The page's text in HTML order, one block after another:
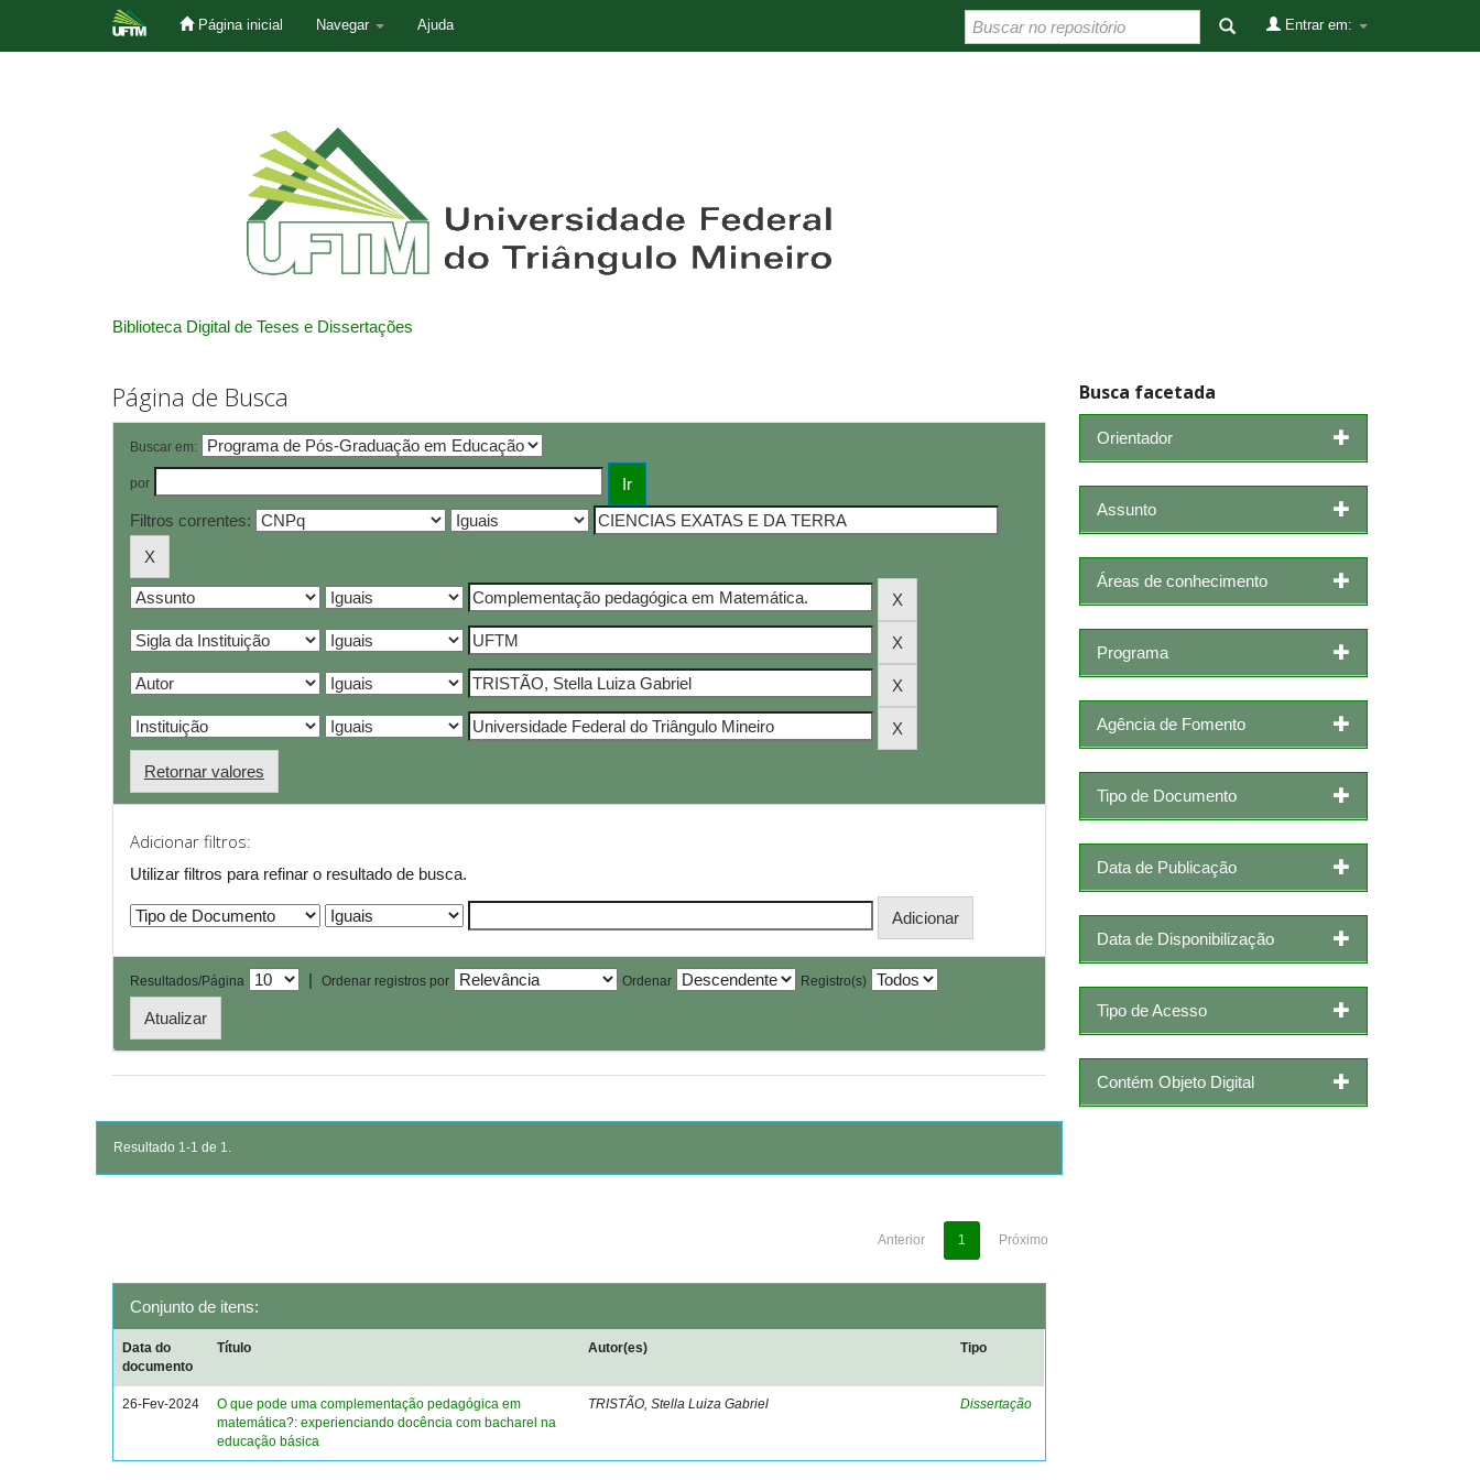
Página inicial Navegar Ajuda Entrar em:
Biblioteca Digital de Teses e Dissertações
Página de Busca
Buscar em:
por
Filtros correntes:
Retornar valores
Adicionar filtros:
Utilizar filtros para refinar o resultado de busca.
Resultados/Página | Ordenar registros por Ordenar Registro(s)
Resultado 1-1 de 1.
Anterior 1 Próximo
Conjunto de itens:
Data do
documento
Título Autor(es) Tipo
26-Fev-2024
O que pode uma complementação pedagógica em
matemática?: experienciando docência com bacharel na
educação básica
TRISTÃO, Stella Luiza Gabriel Dissertação
Busca facetada
Orientador
Assunto
Áreas de conhecimento
Programa
Agência de Fomento
Tipo de Documento
Data de Publicação
Data de Disponibilização
Tipo de Acesso
Contém Objeto Digital